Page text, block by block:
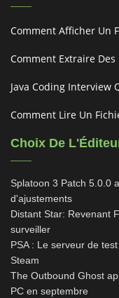
Comment Afficher Un
Comment Extraire
Java Coding Interview
Comment Lire Un
Choix De
Splatoon 3 Patch 5.0.0
d'ajustements
Distant Star: Revenant
surveiller
PSA : Le serveur de
Steam
The Outbound Ghost
PC en septembre